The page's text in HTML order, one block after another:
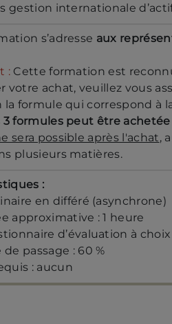
gestion internationale
s’adresse aux
: Cette formation est
votre achat, veuillez vous
la formule qui correspond à
3 formules peut être
sera possible après l'achat,
plusieurs matières.
:
en différé (asynchrone)
approximative : 1 heure
d’évaluation à
de passage : 60 %
: aucun